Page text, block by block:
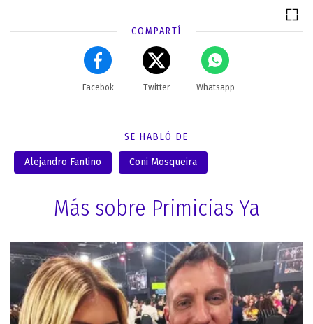
COMPARTÍ
Facebok Twitter Whatsapp
SE HABLÓ DE
Alejandro Fantino Coni Mosqueira
Más sobre Primicias Ya